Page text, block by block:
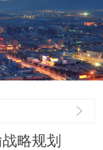
略规划